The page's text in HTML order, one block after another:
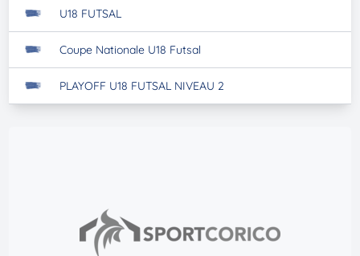
U18 FUTSAL
Coupe Nationale U18 Futsal
PLAYOFF U18 FUTSAL NIVEAU 2